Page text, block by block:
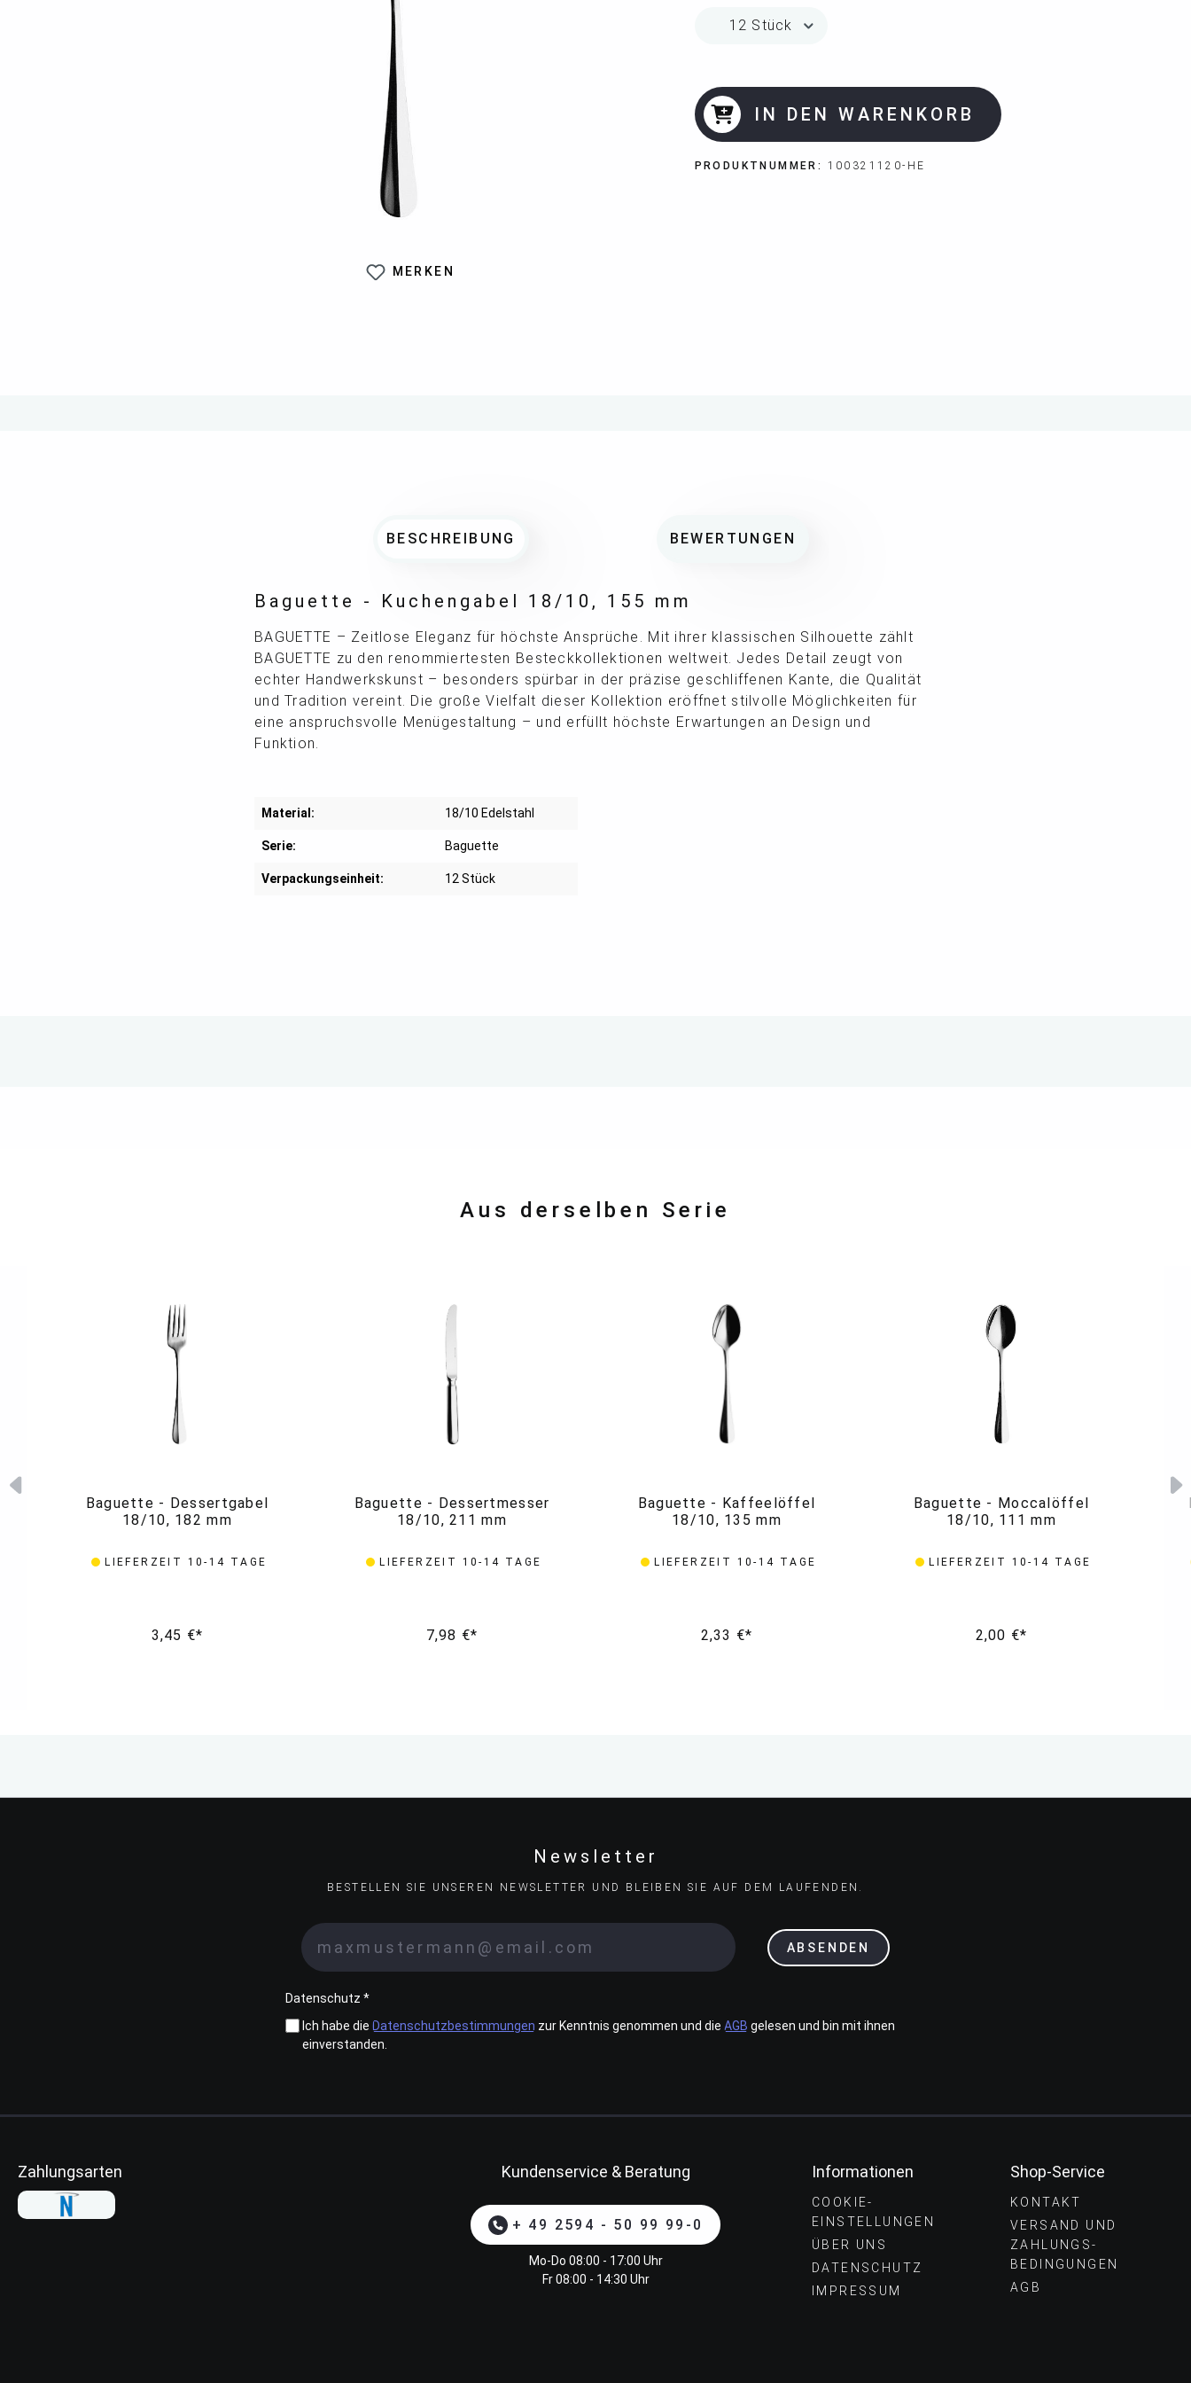
MERKEN
IN DEN WARENKORB
PRODUKTNUMMER: 100321120-HE
BESCHREIBUNG BEWERTUNGEN
Baguette - Kuchengabel 18/10, 155 mm
BAGUETTE – Zeitlose Eleganz für höchste Ansprüche. Mit ihrer klassischen Silhouette zählt
BAGUETTE zu den renommiertesten Besteckkollektionen weltweit. Jedes Detail zeugt von
echter Handwerkskunst – besonders spürbar in der präzise geschliffenen Kante, die Qualität
und Tradition vereint. Die große Vielfalt dieser Kollektion eröffnet stilvolle Möglichkeiten für
eine anspruchsvolle Menügestaltung – und erfüllt höchste Erwartungen an Design und
Funktion.
Material: 18/10 Edelstahl
Serie: Baguette
Verpackungseinheit: 12 Stück
Aus derselben Serie
Baguette - Dessertgabel
18/10, 182 mm
LIEFERZEIT 10-14 TAGE
3,45 €*
Baguette - Dessertmesser
18/10, 211 mm
LIEFERZEIT 10-14 TAGE
7,98 €*
Baguette - Kaffeelöffel
18/10, 135 mm
LIEFERZEIT 10-14 TAGE
2,33 €*
Baguette - Moccalöffel
18/10, 111 mm
LIEFERZEIT 10-14 TAGE
2,00 €*
Newsletter
BESTELLEN SIE UNSEREN NEWSLETTER UND BLEIBEN SIE AUF DEM LAUFENDEN.
ABSENDEN
Datenschutz *
Ich habe die Datenschutzbestimmungen zur Kenntnis genommen und die AGB gelesen und bin mit ihnen
einverstanden.
Zahlungsarten Kundenservice & Beratung
+ 49 2594 - 50 99 99-0
Mo-Do 08:00 - 17:00 Uhr
Fr 08:00 - 14:30 Uhr
Informationen
COOKIE-
EINSTELLUNGEN
ÜBER UNS
DATENSCHUTZ
IMPRESSUM
Shop-Service
KONTAKT
VERSAND UND
ZAHLUNGS­
BEDINGUNGEN
AGB